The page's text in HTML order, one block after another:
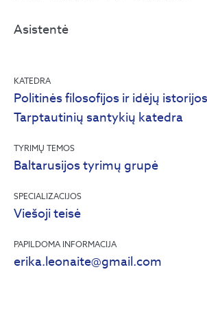
Asistentė
KATEDRA
Politinės filosofijos ir idėjų
Tarptautinių santykių katedra
TYRIMŲ TEMOS
Baltarusijos tyrimų grupė
SPECIALIZACIJOS
Viešoji teisė
PAPILDOMA INFORMACIJA
erika.leonaite@gmail.com